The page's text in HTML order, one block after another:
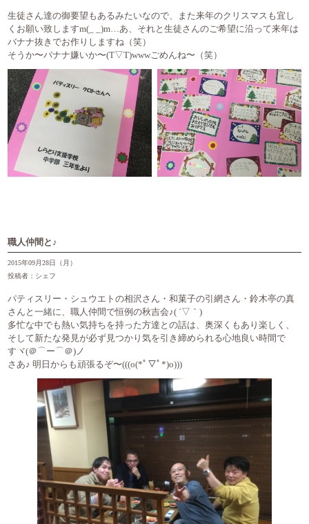
生徒さん達の御要望もあるみたいなので、また来年のクリスマスも宜し
くお願い致しますm(_ _)m…あ、それと生徒さんのご希望に沿って来年は
バナナ抜きでお作りしますね（笑）
そうか〜バナナ嫌いか〜(T▽T)wwwごめんね〜（笑）
職人仲間と♪
2015年09月28日（月）
投稿者：シェフ
パティスリー・シュウエトの相沢さん・和菓子の引網さん・鈴木亭の真
さんと一緒に、職人仲間で恒例の秋吉会♪( ´▽｀)
多忙な中でも熱い気持ちを持った方達との話は、奥深くもあり楽しく、
そして新たな発見が必ず見つかり気を引き締められる心地良い時間で
すヾ(＠⌒ー⌒＠)ノ
さあ♪ 明日からも頑張るぞ〜(((o(*ﾟ▽ﾟ*)o)))